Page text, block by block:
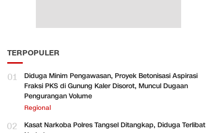
TERPOPULER
01
Diduga Minim Pengawasan, Proyek Betonisasi Aspirasi
Fraksi PKS di Gunung Kaler Disorot, Muncul Dugaan
Pengurangan Volume
Regional
02
Kasat Narkoba Polres Tangsel Ditangkap, Diduga Terlibat